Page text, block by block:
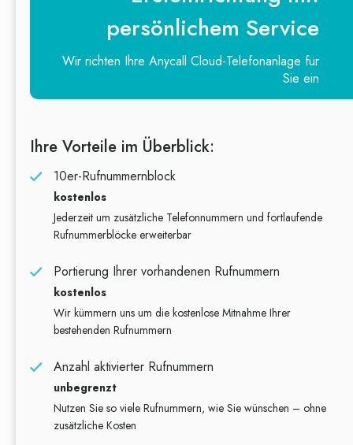
persönlichem Service
Wir richten Ihre Anycall Cloud-Telefonanlage für
Sie ein
Ihre Vorteile im Überblick:
10er-Rufnummernblock
kostenlos
Jederzeit um zusätzliche Telefonnummern und fortlaufende
Rufnummerblöcke erweiterbar
Portierung Ihrer vorhandenen Rufnummern
kostenlos
Wir kümmern uns um die kostenlose Mitnahme Ihrer
bestehenden Rufnummern
Anzahl aktivierter Rufnummern
unbegrenzt
Nutzen Sie so viele Rufnummern, wie Sie wünschen – ohne
zusätzliche Kosten